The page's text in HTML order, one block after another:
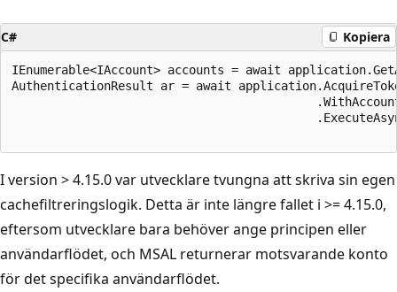
C# Kopiera
IEnumerable<IAccount> accounts = await
AuthenticationResult ar = await
I version > 4.15.0 var utvecklare tvungna att skriva sin egen
cachefiltreringslogik. Detta är inte längre fallet i >= 4.15.0,
eftersom utvecklare bara behöver ange principen eller
användarflödet, och MSAL returnerar motsvarande konto
för det specifika användarflödet.